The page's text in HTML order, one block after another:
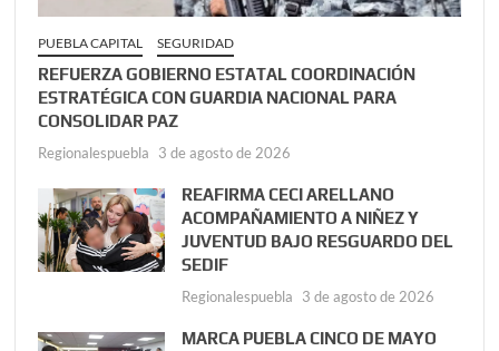
PUEBLA CAPITAL SEGURIDAD
REFUERZA GOBIERNO ESTATAL COORDINACIÓN
ESTRATÉGICA CON GUARDIA NACIONAL PARA
CONSOLIDAR PAZ
Regionalespuebla 3 de agosto de 2026
REAFIRMA CECI ARELLANO
ACOMPAÑAMIENTO A NIÑEZ Y
JUVENTUD BAJO RESGUARDO DEL
SEDIF
Regionalespuebla 3 de agosto de 2026
MARCA PUEBLA CINCO DE MAYO